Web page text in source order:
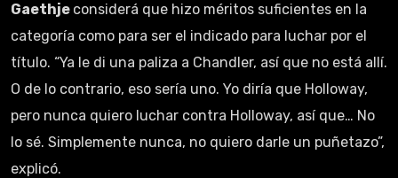
Gaethje considerá que hizo méritos suficientes en la
categoría como para ser el indicado para luchar por el
título. “Ya le di una paliza a Chandler, así que no está allí.
O de lo contrario, eso sería uno. Yo diría que Holloway,
pero nunca quiero luchar contra Holloway, así que… No
lo sé. Simplemente nunca, no quiero darle un puñetazo”,
explicó.